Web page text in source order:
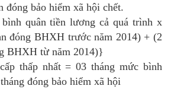
đóng bảo hiểm xã hội chết.
quân tiền lương cả quá trình x
đóng BHXH trước năm 2014) + (2
BHXH từ năm 2014)}
thấp nhất = 03 tháng mức bình
đóng bảo hiểm xã hội